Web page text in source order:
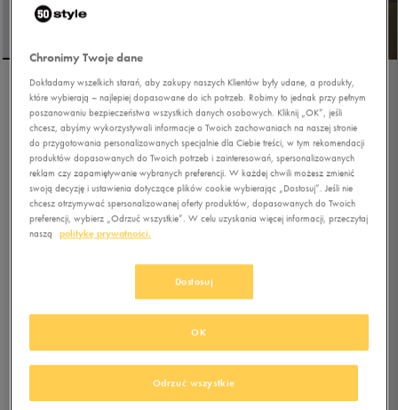
UMBRO BOKSERKI
SHOTER
5.0 (19)
59,99zł-25%(cena bezpośrednio przed promocją)
52,49zł-14%(najniższa cena z 30 dni przed obniżką)
44,99zł z Vat
Chronimy Twoje dane
Dokładamy wszelkich starań, aby zakupy naszych Klientów były udane, a produkty,
które wybierają – najlepiej dopasowane do ich potrzeb. Robimy to jednak przy pełnym
poszanowaniu bezpieczeństwa wszystkich danych osobowych. Kliknij „OK”, jeśli
chcesz, abyśmy wykorzystywali informacje o Twoich zachowaniach na naszej stronie
do przygotowania personalizowanych specjalnie dla Ciebie treści, w tym rekomendacji
produktów dopasowanych do Twoich potrzeb i zainteresowań, spersonalizowanych
reklam czy zapamiętywanie wybranych preferencji. W każdej chwili możesz zmienić
swoją decyzję i ustawienia dotyczące plików cookie wybierając „Dostosuj”. Jeśli nie
chcesz otrzymywać spersonalizowanej oferty produktów, dopasowanych do Twoich
preferencji, wybierz „Odrzuć wszystkie”. W celu uzyskania więcej informacji, przeczytaj
naszą
politykę prywatności.
Dostosuj
Odrzuć wszystkie
OK